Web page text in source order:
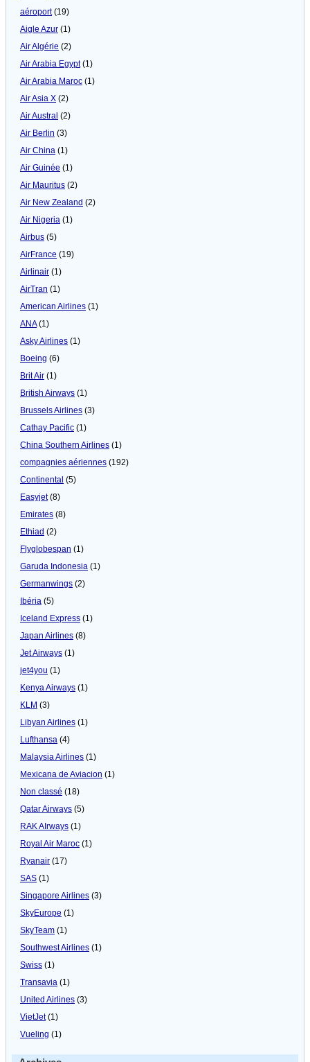
aéroport(19)
Aigle Azur (1)
Air Algérie (2)
Air Arabia Egypt(1)
Air Arabia Maroc (1)
Air Asia X (2)
Air Austral (2)
Air Berlin (3)
Air China (1)
Air Guinée (1)
Air Mauritus (2)
Air New Zealand (2)
Air Nigeria (1)
Airbus (5)
AirFrance (19)
Airlinair (1)
AirTran (1)
American Airlines (1)
ANA(1)
Asky Airlines (1)
Boeing (6)
Brit Air (1)
British Airways (1)
Brussels Airlines (3)
Cathay Pacific (1)
China Southern Airlines (1)
compagnies aériennes (192)
Continental (5)
Easyjet(8)
Emirates (8)
Ethiad (2)
Flyglobespan (1)
Garuda Indonesia (1)
Germanwings (2)
Ibéria (5)
Iceland Express (1)
Japan Airlines (8)
Jet Airways (1)
jet4you (1)
Kenya Airways (1)
KLM (3)
Libyan Airlines (1)
Lufthansa (4)
Malaysia Airlines (1)
Mexicana de Aviacion (1)
Non classé (18)
Qatar Airways (5)
RAK AIrways (1)
Royal Air Maroc (1)
Ryanair (17)
SAS (1)
Singapore Airlines (3)
SkyEurope (1)
SkyTeam (1)
Southwest Airlines (1)
Swiss (1)
Transavia (1)
United Airlines (3)
VietJet(1)
Vueling (1)